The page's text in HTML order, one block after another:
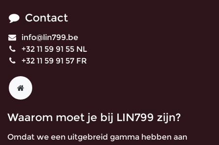
Contact
info@lin799.be
+32 11 59 91 55 NL
+32 11 59 91 57 FR
Waarom moet je bij LIN799 zijn?
Omdat we een uitgebreid gamma hebben aan